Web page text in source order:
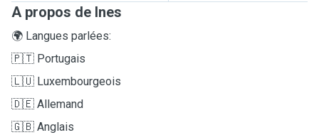
A propos de Ines
🌍 Langues parlées:
🇵🇹 Portugais
🇱🇺 Luxembourgeois
🇩🇪 Allemand
🇬🇧 Anglais